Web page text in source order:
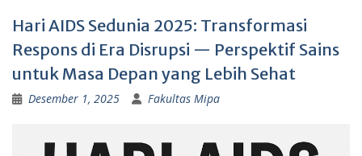
Hari AIDS Sedunia 2025: Transformasi
Respons di Era Disrupsi — Perspektif Sains
untuk Masa Depan yang Lebih Sehat
Desember 1, 2025 Fakultas Mipa